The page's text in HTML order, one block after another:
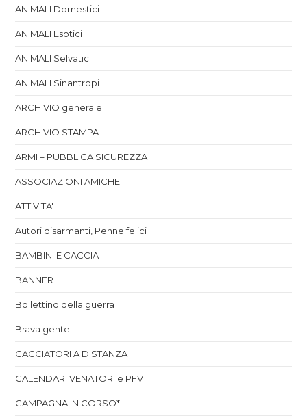
ANIMALI Domestici
ANIMALI Esotici
ANIMALI Selvatici
ANIMALI Sinantropi
ARCHIVIO generale
ARCHIVIO STAMPA
ARMI – PUBBLICA SICUREZZA
ASSOCIAZIONI AMICHE
ATTIVITA'
Autori disarmanti, Penne felici
BAMBINI E CACCIA
BANNER
Bollettino della guerra
Brava gente
CACCIATORI A DISTANZA
CALENDARI VENATORI e PFV
CAMPAGNA IN CORSO*